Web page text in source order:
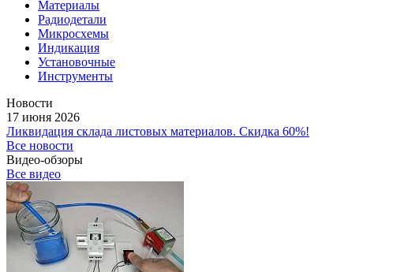
Материалы
Радиодетали
Микросхемы
Индикация
Установочные
Инструменты
Новости
17 июня 2026
Ликвидация склада листовых материалов. Скидка 60%!
Все новости
Видео-обзоры
Все видео